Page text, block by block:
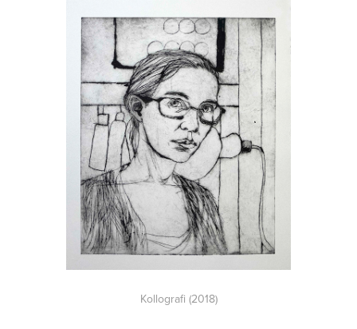
Kollografi (2018)